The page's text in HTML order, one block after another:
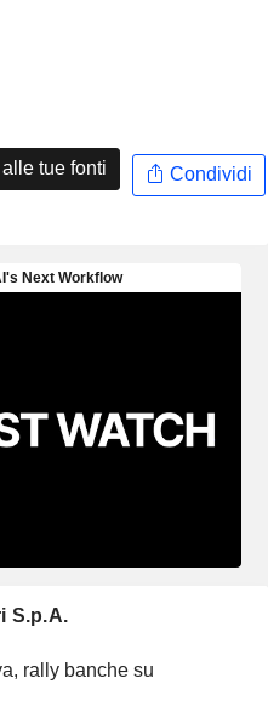
tue fonti Condividi
S.p.A.
rally banche su